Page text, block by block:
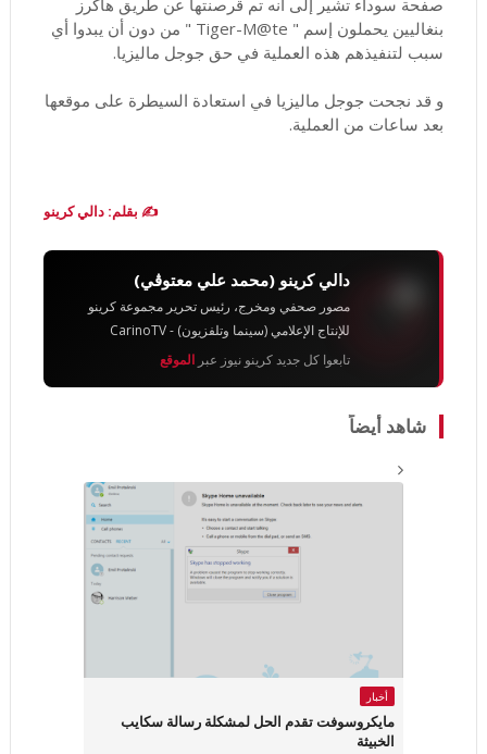
صفحة سوداء تشير إلى أنه تم قرصنتها عن طريق هاكرز
بنغاليين يحملون إسم " Tiger-M@te " من دون أن يبدوا أي
سبب لتنفيذهم هذه العملية في حق جوجل ماليزيا.
و قد نجحت جوجل ماليزيا في استعادة السيطرة على موقعها
بعد ساعات من العملية.
✍️ بقلم: دالي كرينو
دالي كرينو (محمد علي معتوڨي)
مصور صحفي ومخرج، رئيس تحرير مجموعة كرينو
للإنتاج الإعلامي (سينما وتلفزيون) - CarinoTV
تابعوا كل جديد كرينو نيوز عبر الموقع
شاهد أيضاً
أخبار
مايكروسوفت تقدم الحل لمشكلة رسالة سكايب
الخبيثة